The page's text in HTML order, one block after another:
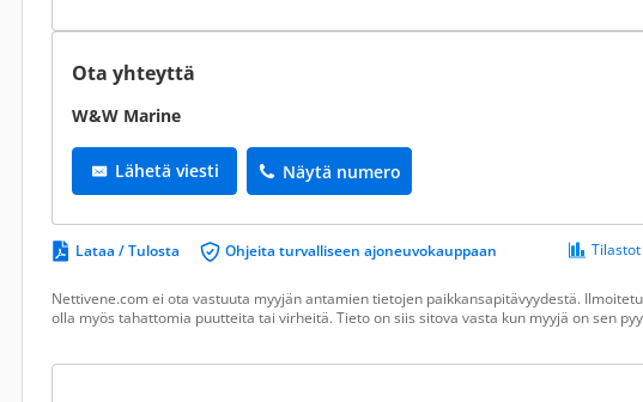
Ota yhteyttä
W&W Marine
Lähetä viesti Näytä numero
Lataa / Tulosta Ohjeita turvalliseen ajoneuvokauppaan Tilastot
Nettivene.com ei ota vastuuta myyjän antamien tietojen paikkansapitävyydestä.
olla myös tahattomia puutteita tai virheitä. Tieto on siis sitova vasta kun myyjä on sen